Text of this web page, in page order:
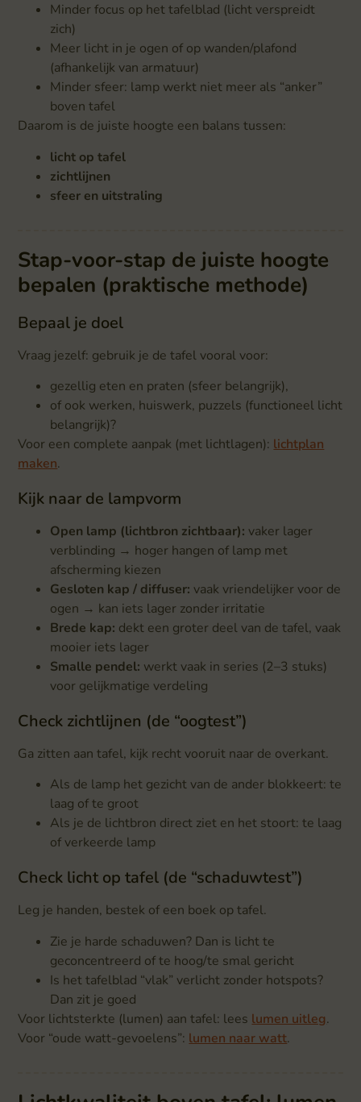
Minder focus op het tafelblad (licht verspreidt
zich)
Meer licht in je ogen of op wanden/plafond
(afhankelijk van armatuur)
Minder sfeer: lamp werkt niet meer als “anker”
boven tafel
Daarom is de juiste hoogte een balans tussen:
licht op tafel
zichtlijnen
sfeer en uitstraling
Stap-voor-stap de juiste hoogte
bepalen (praktische methode)
Bepaal je doel
Vraag jezelf: gebruik je de tafel vooral voor:
gezellig eten en praten (sfeer belangrijk),
of ook werken, huiswerk, puzzels (functioneel licht
belangrijk)?
Voor een complete aanpak (met lichtlagen): lichtplan
maken.
Kijk naar de lampvorm
Open lamp (lichtbron zichtbaar): vaker lager
verblinding → hoger hangen of lamp met
afscherming kiezen
Gesloten kap / diffuser: vaak vriendelijker voor de
ogen → kan iets lager zonder irritatie
Brede kap: dekt een groter deel van de tafel, vaak
mooier iets lager
Smalle pendel: werkt vaak in series (2–3 stuks)
voor gelijkmatige verdeling
Check zichtlijnen (de “oogtest”)
Ga zitten aan tafel, kijk recht vooruit naar de overkant.
Als de lamp het gezicht van de ander blokkeert: te
laag of te groot
Als je de lichtbron direct ziet en het stoort: te laag
of verkeerde lamp
Check licht op tafel (de “schaduwtest”)
Leg je handen, bestek of een boek op tafel.
Zie je harde schaduwen? Dan is licht te
geconcentreerd of te hoog/te smal gericht
Is het tafelblad “vlak” verlicht zonder hotspots?
Dan zit je goed
Voor lichtsterkte (lumen) aan tafel: lees lumen uitleg.
Voor “oude watt-gevoelens”: lumen naar watt.